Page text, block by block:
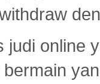
judi online
bermain